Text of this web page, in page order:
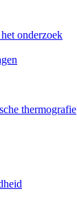
onderzoek
thermografie